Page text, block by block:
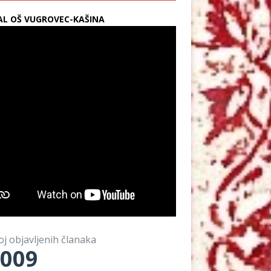
OŠ VUGROVEC-KAŠINA
objavljenih članaka